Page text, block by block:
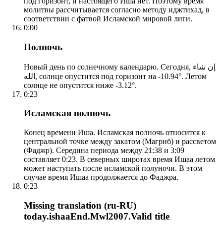
молитвы рассчитывается согласно методу иджтихад, в
соответствии с фатвой Исламской мировой лиги.
0:00
Полночь
Новый день по солнечному календарю. Сегодня, إن شاء
الله, солнце опустится под горизонт на -10.94°. Летом
солнце не опустится ниже -3.12°.
0:23
Исламская полночь
Конец времени Иша. Исламская полночь относится к
центральной точке между закатом (Магриб) и рассветом
(Фаджр). Середина периода между 21:38 и 3:09
составляет 0:23. В северных широтах время Ишаа летом
может наступать после исламской полуночи. В этом
случае время Ишаа продолжается до Фаджра.
0:23
Missing translation (ru-RU)
today.ishaaEnd.Mwl2007.Valid title